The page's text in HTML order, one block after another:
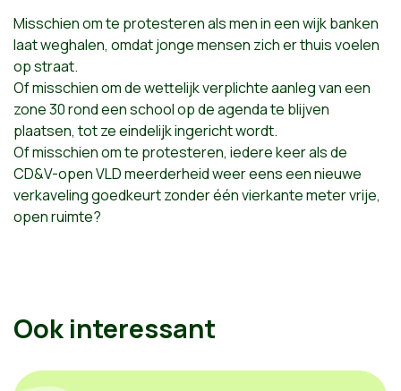
Misschien om te protesteren als men in een wijk banken
laat weghalen, omdat jonge mensen zich er thuis voelen
op straat.
Of misschien om de wettelijk verplichte aanleg van een
zone 30 rond een school op de agenda te blijven
plaatsen, tot ze eindelijk ingericht wordt.
Of misschien om te protesteren, iedere keer als de
CD&V-open VLD meerderheid weer eens een nieuwe
verkaveling goedkeurt zonder één vierkante meter vrije,
open ruimte?
Ook interessant